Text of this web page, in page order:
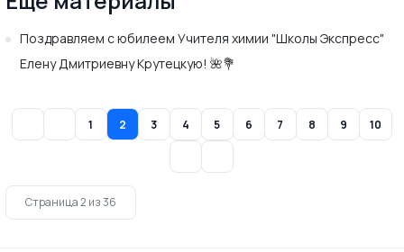
Поздравляем с юбилеем Учителя химии "Школы Экспресс"
Елену Дмитриевну Крутецкую! 🌺💐
Страница 2 из 36
1 2 3 4 5 6 7 8 9 10